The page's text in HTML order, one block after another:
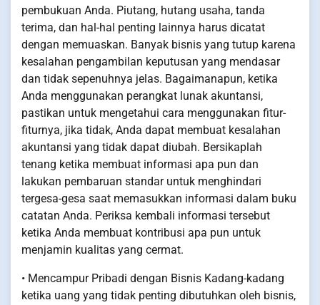
pembukuan Anda. Piutang, hutang usaha, tanda
terima, dan hal-hal penting lainnya harus dicatat
dengan memuaskan. Banyak bisnis yang tutup karena
kesalahan pengambilan keputusan yang mendasar
dan tidak sepenuhnya jelas. Bagaimanapun, ketika
Anda menggunakan perangkat lunak akuntansi,
pastikan untuk mengetahui cara menggunakan fitur-
fiturnya, jika tidak, Anda dapat membuat kesalahan
akuntansi yang tidak dapat diubah. Bersikaplah
tenang ketika membuat informasi apa pun dan
lakukan pembaruan standar untuk menghindari
tergesa-gesa saat memasukkan informasi dalam buku
catatan Anda. Periksa kembali informasi tersebut
ketika Anda membuat kontribusi apa pun untuk
menjamin kualitas yang cermat.
• Mencampur Pribadi dengan Bisnis Kadang-kadang
ketika uang yang tidak penting dibutuhkan oleh bisnis,